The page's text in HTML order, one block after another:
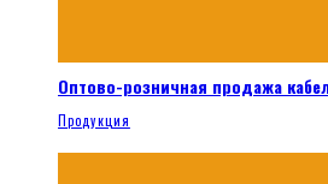
Оптово-розничная продажа
Продукция